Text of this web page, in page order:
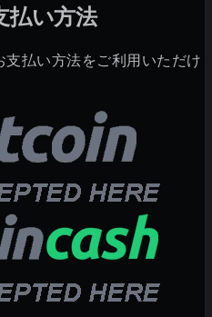
払い方法
払い方法をご利用いただけ